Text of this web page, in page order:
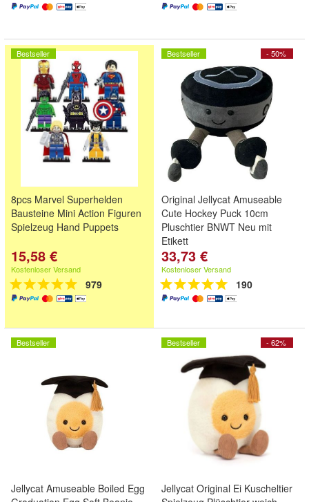
Bestseller
8pcs Marvel Superhelden
Bausteine Mini Action Figuren
Spielzeug Hand Puppets
15,58 €
Kostenloser Versand
979
- 50%
Bestseller
Original Jellycat Amuseable
Cute Hockey Puck 10cm
Pluschtier BNWT Neu mit
Etikett
33,73 €
Kostenloser Versand
190
Bestseller
Jellycat Amuseable Boiled Egg
- 62%
Bestseller
Jellycat Original Ei Kuscheltier